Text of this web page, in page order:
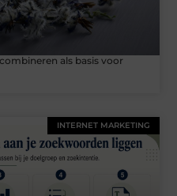
als basis voor
INTERNET MARKETING